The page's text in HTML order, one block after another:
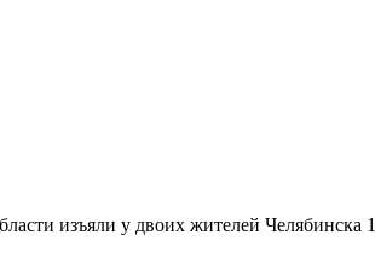
изъяли у двоих жителей Челябинска